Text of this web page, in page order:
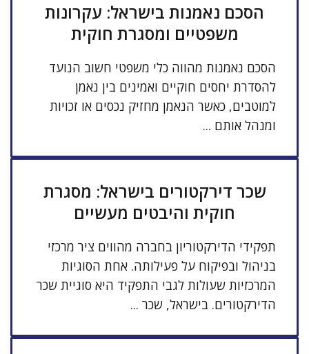
הסכם נאמנות בישראל: עקרונות
משפטיים ומסגרת חוקית
הסכם נאמנות מהווה כלי משפטי חשוב הנועד
להסדרת יחסים חוקיים ואמינים בין נאמן
למוטבים, כאשר הנאמן מחזיק נכסים או זכויות
ומנהל אותם ...
שכר דירקטורים בישראל: מסגרת
חוקית והיבטים מעשיים
תפקידי הדירקטוריון בחברה מהווים ציר מרכזי
בניהול ובפיקוח על פעילותה. אחת הסוגיות
המרכזיות שעולות לגבי התפקיד היא סוגיית שכר
הדירקטורים. בישראל, שכר ...